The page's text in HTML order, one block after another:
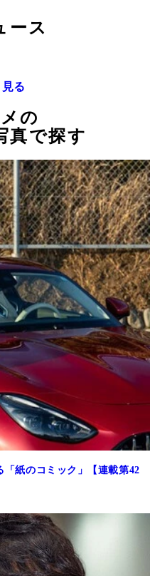
ース
る
の
真で探す
紙のコミック」【連載第42